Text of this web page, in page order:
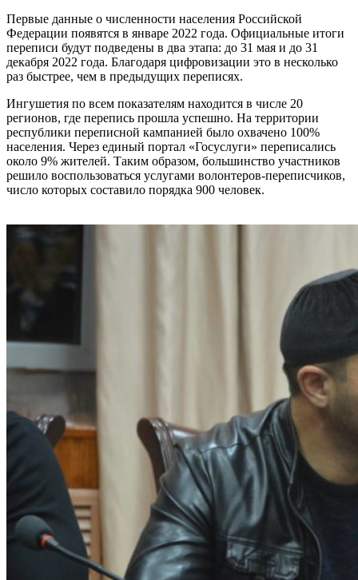
Первые данные о численности населения Российской
Федерации появятся в январе 2022 года. Официальные итоги
переписи будут подведены в два этапа: до 31 мая и до 31
декабря 2022 года. Благодаря цифровизации это в несколько
раз быстрее, чем в предыдущих переписях.
Ингушетия по всем показателям находится в числе 20
регионов, где перепись прошла успешно. На территории
республики переписной кампанией было охвачено 100%
населения. Через единый портал «Госуслуги» переписались
около 9% жителей. Таким образом, большинство участников
решило воспользоваться услугами волонтеров-переписчиков,
число которых составило порядка 900 человек.